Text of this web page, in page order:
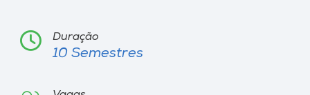
Duração
10 Semestres